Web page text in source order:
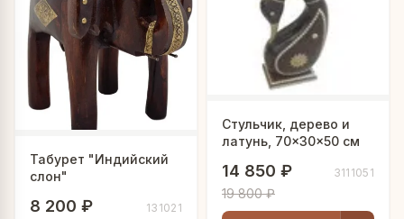
Табурет "Индийский
слон"
8 200 ₽ 131021
Стульчик, дерево и
латунь, 70×30×50 см
14 850 ₽
19 800 ₽
3111051